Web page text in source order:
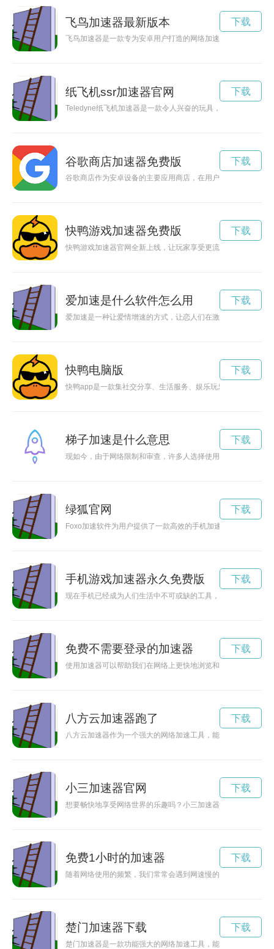
飞鸟加速器最新版本
飞鸟加速器是一款专为安卓用户打造的网络加速软件，能够让
下载
纸飞机ssr加速器官网
Teledyne纸飞机加速器是一款令人兴奋的玩具，能够让纸飞机
下载
谷歌商店加速器免费版
谷歌商店作为安卓设备的主要应用商店，在用户体验和下载速
下载
快鸭游戏加速器免费版
快鸭游戏加速器官网全新上线，让玩家享受更流畅的游戏体验
下载
爱加速是什么软件怎么用
爱加速是一种让爱情增速的方式，让恋人们在激情中快速前行的
下载
快鸭电脑版
快鸭app是一款集社交分享、生活服务、娱乐玩乐于一体的手
下载
梯子加速是什么意思
现如今，由于网络限制和审查，许多人选择使用梯子来访问被
下载
绿狐官网
Foxo加速软件为用户提供了一款高效的手机加速工具，帮助用
下载
手机游戏加速器永久免费版
现在手机已经成为人们生活中不可或缺的工具，但是随着使用
下载
免费不需要登录的加速器
使用加速器可以帮助我们在网络上更快地浏览和下载，而不用
下载
八方云加速器跑了
八方云加速器作为一个强大的网络加速工具，能够有效解决网
下载
小三加速器官网
想要畅快地享受网络世界的乐趣吗？小三加速器是您的不二之
下载
免费1小时的加速器
随着网络使用的频繁，我们常常会遇到网速慢的困扰，而加速
下载
楚门加速器下载
楚门加速器是一款功能强大的网络加速工具，能够有效提升网
下载